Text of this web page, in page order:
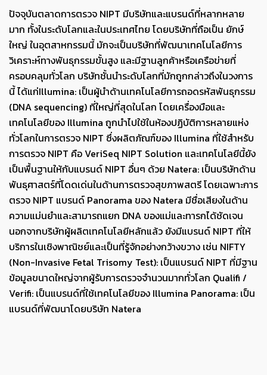
ปัจจุบันตลาดการตรวจ NIPT มีบริษัทและแบรนด์ที่หลากหลาย
มาก ทั้งในระดับโลกและในประเทศไทย โดยบริษัทที่ถือเป็น ยักษ์
ใหญ่ ในอุตสาหกรรมนี้ มักจะเป็นบริษัทที่พัฒนาเทคโนโลยีการ
วิเคราะห์ทางพันธุกรรมขั้นสูง และมีฐานลูกค้าหรือเครือข่ายที่
ครอบคลุมทั่วโลก บริษัทชั้นนำระดับโลกที่มักถูกกล่าวถึงในวงการ
นี้ ได้แก่Illumina: เป็นผู้นำด้านเทคโนโลยีการถอดรหัสพันธุกรรม
(DNA sequencing) ที่ใหญ่ที่สุดในโลก โดยเครื่องมือและ
เทคโนโลยีของ Illumina ถูกนำไปใช้ในห้องปฏิบัติการหลายแห่ง
ทั่วโลกในการตรวจ NIPT ซึ่งผลิตภัณฑ์ของ Illumina ที่ใช้สำหรับ
การตรวจ NIPT คือ VeriSeq NIPT Solution และเทคโนโลยีนี้ยัง
เป็นพื้นฐานให้กับแบรนด์ NIPT อื่นๆ ด้วย Natera: เป็นบริษัทด้าน
พันธุศาสตร์ที่โดดเด่นในด้านการตรวจสุขภาพสตรี โดยเฉพาะการ
ตรวจ NIPT แบรนด์ Panorama ของ Natera มีชื่อเสียงในด้าน
ความแม่นยำและสามารถแยก DNA ของแม่และทารกได้ชัดเจน
นอกจากบริษัทผู้ผลิตเทคโนโลยีหลักแล้ว ยังมีแบรนด์ NIPT ที่ให้
บริการในเชิงพาณิชย์และเป็นที่รู้จักอย่างกว้างขวาง เช่น NIFTY
(Non-Invasive Fetal Trisomy Test): เป็นแบรนด์ NIPT ที่มีฐาน
ข้อมูลขนาดใหญ่จากผู้รับการตรวจจำนวนมากทั่วโลก Qualifi /
Verifi: เป็นแบรนด์ที่ใช้เทคโนโลยีของ Illumina Panorama: เป็น
แบรนด์ที่พัฒนาโดยบริษัท Natera